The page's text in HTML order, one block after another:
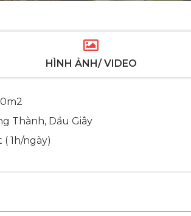
HÌNH ẢNH/ VIDEO
Thành, Dầu Giây
1h/ngày)